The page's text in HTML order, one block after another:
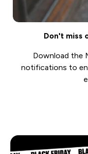
Don't miss
Download the
notifications to